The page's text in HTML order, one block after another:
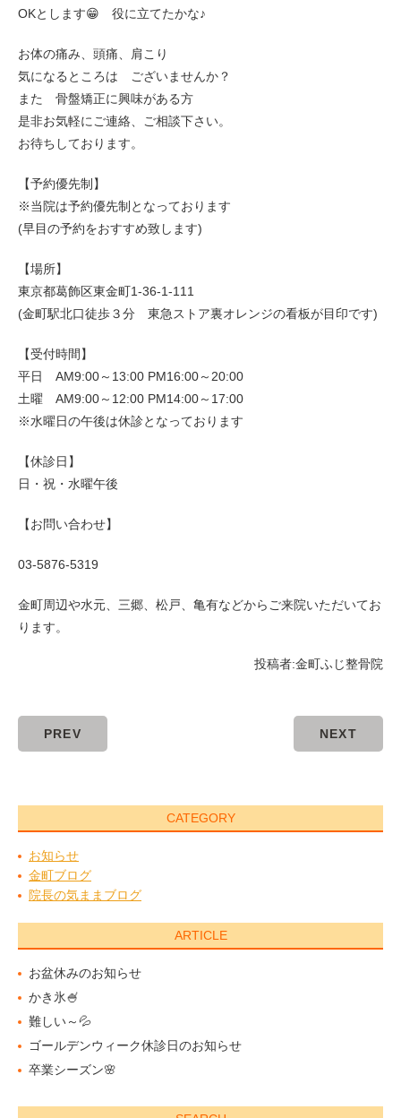
OKとします😁 役に立てたかな♪
お体の痛み、頭痛、肩こり
気になるところは ございませんか？
また 骨盤矯正に興味がある方
是非お気軽にご連絡、ご相談下さい。
お待ちしております。
【予約優先制】
※当院は予約優先制となっております
(早目の予約をおすすめ致します)
【場所】
東京都葛飾区東金町1-36-1-111
(金町駅北口徒歩３分 東急ストア裏オレンジの看板が目印です)
【受付時間】
平日 AM9:00～13:00 PM16:00～20:00
土曜 AM9:00～12:00 PM14:00～17:00
※水曜日の午後は休診となっております
【休診日】
日・祝・水曜午後
【お問い合わせ】
03-5876-5319
金町周辺や水元、三郷、松戸、亀有などからご来院いただいてお
ります。
投稿者:金町ふじ整骨院
PREV NEXT
CATEGORY
お知らせ
金町ブログ
院長の気ままブログ
ARTICLE
お盆休みのお知らせ
かき氷🍧
難しい～💦
ゴールデンウィーク休診日のお知らせ
卒業シーズン🌸